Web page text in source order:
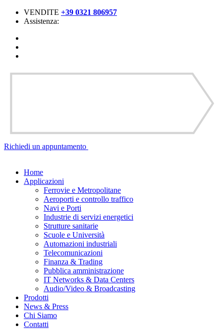
VENDITE +39 0321 806957
Assistenza:
Richiedi un appuntamento
Home
Applicazioni
Ferrovie e Metropolitane
Aeroporti e controllo traffico
Navi e Porti
Industrie di servizi energetici
Strutture sanitarie
Scuole e Università
Automazioni industriali
Telecomunicazioni
Finanza & Trading
Pubblica amministrazione
IT Networks & Data Centers
Audio/Video & Broadcasting
Prodotti
News & Press
Chi Siamo
Contatti